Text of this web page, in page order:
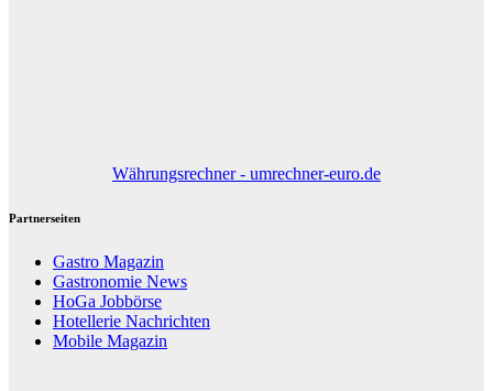
Währungsrechner - umrechner-euro.de
Partnerseiten
Gastro Magazin
Gastronomie News
HoGa Jobbörse
Hotellerie Nachrichten
Mobile Magazin